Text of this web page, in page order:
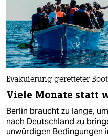
Evakuierung geretteter
Viele Monate statt
Berlin braucht zu lange,
nach Deutschland zu
unwürdigen Bedingungen